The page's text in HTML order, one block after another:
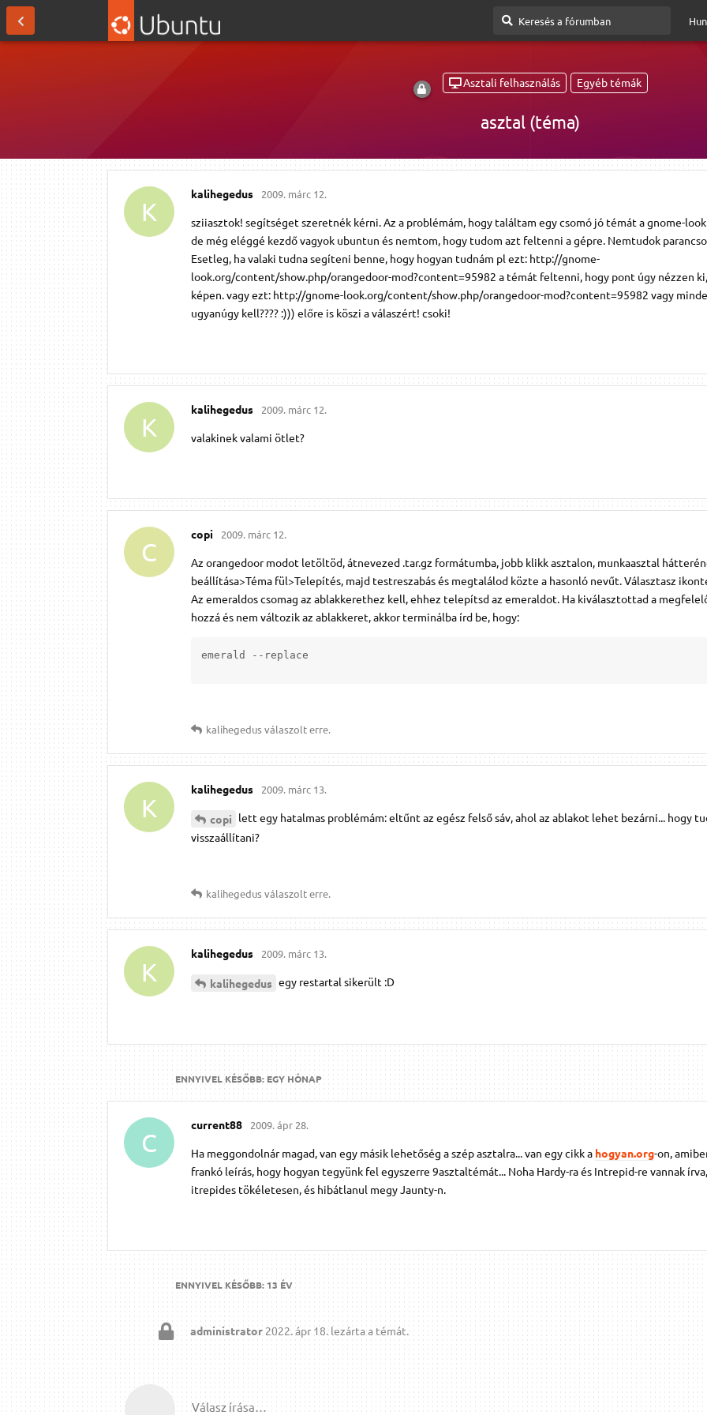
Asztali felhasználás Egyéb témák
asztal (téma)
K
kalihegedus 2009. márc 12.
sziiasztok! segítséget szeretnék kérni. Az a problémám, hogy találtam egy csomó jó témát a gnome-
de még eléggé kezdő vagyok ubuntun és nemtom, hogy tudom azt feltenni a gépre. Nemtudok
Esetleg, ha valaki tudna segíteni benne, hogy hogyan tudnám pl ezt: http://gnome-
look.org/content/show.php/orangedoor-mod?content=95982 a témát feltenni, hogy pont úgy nézzen
képen. vagy ezt: http://gnome-look.org/content/show.php/orangedoor-mod?content=95982 vagy
ugyanúgy kell???? :))) előre is köszi a válaszért! csoki!
K
kalihegedus 2009. márc 12.
valakinek valami ötlet?
C
copi 2009. márc 12.
Az orangedoor modot letöltöd, átnevezed .tar.gz formátumba, jobb klikk asztalon, munkaasztal
beállítása>Téma fül>Telepítés, majd testreszabás és megtalálod közte a hasonló nevűt. Választasz
Az emeraldos csomag az ablakkerethez kell, ehhez telepítsd az emeraldot. Ha kiválasztottad a
hozzá és nem változik az ablakkeret, akkor terminálba írd be, hogy:
emerald --replace
kalihegedusválaszolt erre.
K
kalihegedus 2009. márc 13.
copi lett egy hatalmas problémám: eltűnt az egész felső sáv, ahol az ablakot lehet bezárni... hogy
visszaállítani?
kalihegedusválaszolt erre.
K
kalihegedus 2009. márc 13.
kalihegedus egy restartal sikerült :D
ENNYIVEL KÉSŐBB:EGY HÓNAP
C
current88 2009. ápr 28.
Ha meggondolnár magad, van egy másik lehetőség a szép asztalra... van egy cikk a hogyan.org-on,
frankó leírás, hogy hogyan tegyünk fel egyszerre 9asztaltémát... Noha Hardy-ra és Intrepid-re vannak
itrepides tökéletesen, és hibátlanul megy Jaunty-n.
ENNYIVEL KÉSŐBB:13 ÉV
administrator 2022. ápr 18. lezárta a témát.
Válasz írása…